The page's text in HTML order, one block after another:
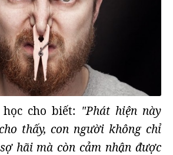
cho biết: "Phát hiện này
thấy, con người không chỉ
hãi mà còn cảm nhận được